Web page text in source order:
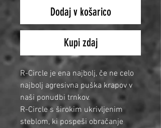
Dodaj v košarico
Kupi zdaj
R-Circle je ena najbolj, če ne celo
najbolj agresivna puška krapov v
naši ponudbi trnkov.
R-Circle s širokim ukrivljenim
steblom, ki pospeši obračanje